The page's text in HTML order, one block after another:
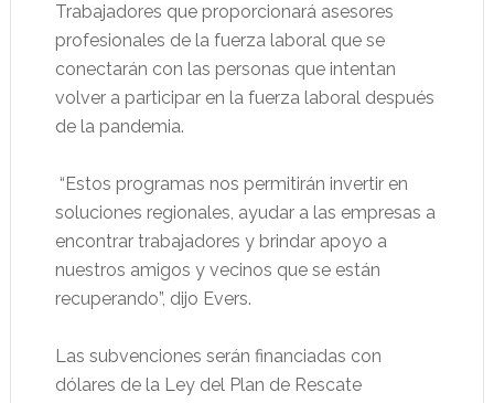
Trabajadores que proporcionará asesores
profesionales de la fuerza laboral que se
conectarán con las personas que intentan
volver a participar en la fuerza laboral después
de la pandemia.
“Estos programas nos permitirán invertir en
soluciones regionales, ayudar a las empresas a
encontrar trabajadores y brindar apoyo a
nuestros amigos y vecinos que se están
recuperando”, dijo Evers.
Las subvenciones serán financiadas con
dólares de la Ley del Plan de Rescate